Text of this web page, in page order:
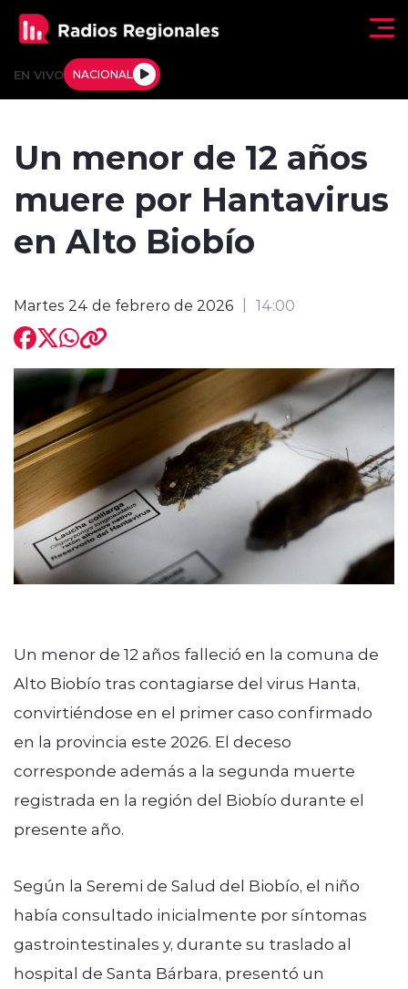
EN VIVO NACIONAL
Tendencias
Internacional
Regiones al Aire
Entrevistas
modo claro
Un menor de 12 años
muere por Hantavirus
en Alto Biobío
Martes 24 de febrero de 2026 14:00
Un menor de 12 años falleció en la comuna de
Alto Biobío tras contagiarse del virus Hanta,
convirtiéndose en el primer caso confirmado
en la provincia este 2026. El deceso
corresponde además a la segunda muerte
registrada en la región del Biobío durante el
presente año.
Según la Seremi de Salud del Biobío, el niño
había consultado inicialmente por síntomas
gastrointestinales y, durante su traslado al
hospital de Santa Bárbara, presentó un